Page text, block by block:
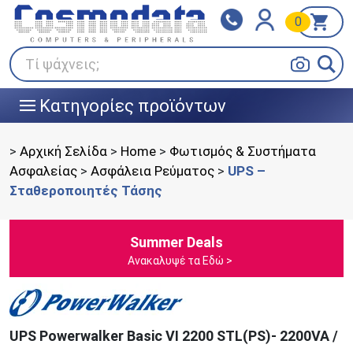
Τί ψάχνεις;
0
||| Κατηγορίες προϊόντων
Klarna
Πληρώστε σε 3
άτοκες δόσεις
BOX NOW
> Αρχική Σελίδα > Home > Φωτισμός & Συστήματα
Ασφαλείας > Ασφάλεια Ρεύματος > UPS –
Σταθεροποιητές Τάσης
Summer Deals
Ανακαλυψέ τα Εδώ >
UPS Powerwalker Basic VI 2200 STL(PS)- 2200VA /